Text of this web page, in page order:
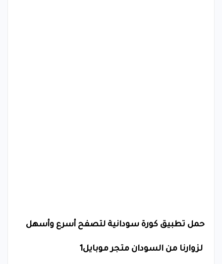
حمل تطبيق كورة سودانية لتصفح أسرع وأسهل
لزوارنا من السودان متجر موبايل1